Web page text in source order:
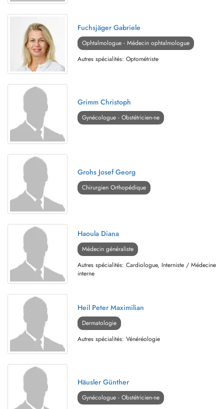
Fuchsjäger Gabriele
Ophtalmologue - Médecin ophtalmologue
Autres spécialités: Optométriste
Grimm Christoph
Gynécologue - Obstétricien-ne
Grohs Josef Georg
Chirurgien Orthopédique
Haoula Diana
Médecin généraliste
Autres spécialités: Cardiologue, Interniste / Médecine
interne
Heil Peter Maximilian
Dermatologie
Autres spécialités: Vénéréologie
Häusler Günther
Gynécologue - Obstétricien-ne